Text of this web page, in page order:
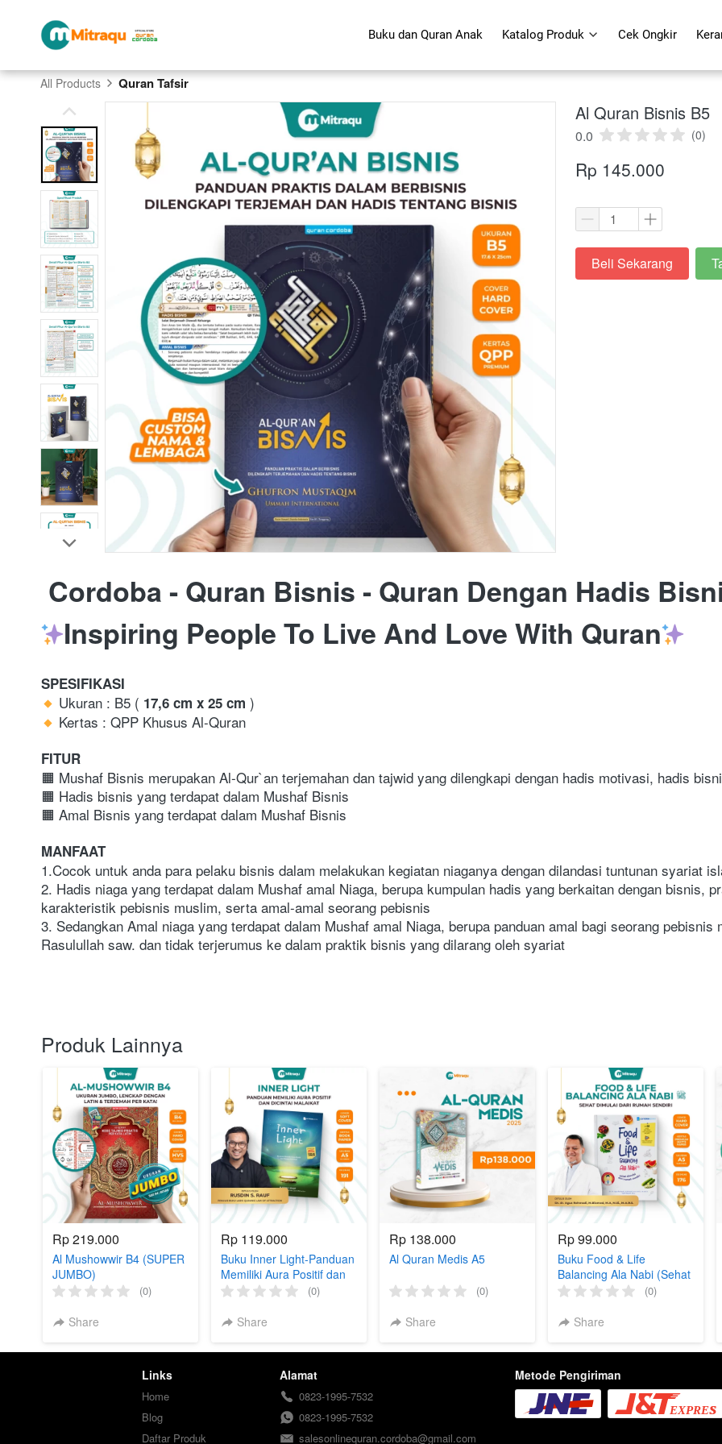
Buku dan Quran Anak Katalog Produk Cek Ongkir
Buku dan Quran Anak Katalog Produk Cek Ongkir
All Products Quran Tafsir
Al Quran Bisnis B5
0.0 (0)
Rp 145.000
`Beli Sekarang `
Cordoba - Quran Bisnis - Quran Dengan Hadis
Inspiring People To Live And Love With Quran
SPESIFIKASI
Ukuran : B5 ( 17,6 cm x 25 cm )
Kertas : QPP Khusus Al-Quran
FITUR
🟧 Mushaf Bisnis merupakan Al-Qur`an terjemahan dan tajwid yang dilengkapi dengan hadis motivasi, hadis
🟧 Hadis bisnis yang terdapat dalam Mushaf Bisnis
🟧 Amal Bisnis yang terdapat dalam Mushaf Bisnis
MANFAAT
1.Cocok untuk anda para pelaku bisnis dalam melakukan kegiatan niaganya dengan dilandasi tuntunan syariat
2. Hadis niaga yang terdapat dalam Mushaf amal Niaga, berupa kumpulan hadis yang berkaitan dengan bisnis,
karakteristik pebisnis muslim, serta amal-amal seorang pebisnis
3. Sedangkan Amal niaga yang terdapat dalam Mushaf amal Niaga, berupa panduan amal bagi seorang
Rasulullah saw. dan tidak terjerumus ke dalam praktik bisnis yang dilarang oleh syariat
Produk Lainnya
Rp 219.000
Al Mushowwir B4 (SUPER
JUMBO)
(0)
Share
Rp 119.000
Buku Inner Light-Panduan
Memiliki Aura Positif dan
Dicintai Malaikat
(0)
Share
Rp 138.000
Al Quran Medis A5
(0)
Share
Rp 99.000
Buku Food & Life
Balancing Ala Nabi (Sehat
Dimulai Dari Rumah
(0)
Share
Links
Home
Blog
Daftar Produk
Alamat
0823-1995-7532
0823-1995-7532
salesonlinequran.cordoba@gmail.com
Metode Pengiriman